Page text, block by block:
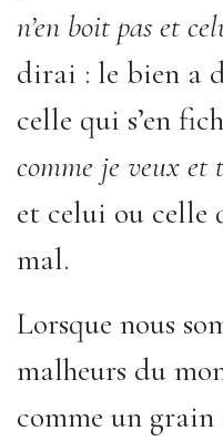
n’en boit pas et
dirai : le bien a
celle qui s’en
comme je veux et
et celui ou celle
mal.
Lorsque nous
malheurs du
comme un